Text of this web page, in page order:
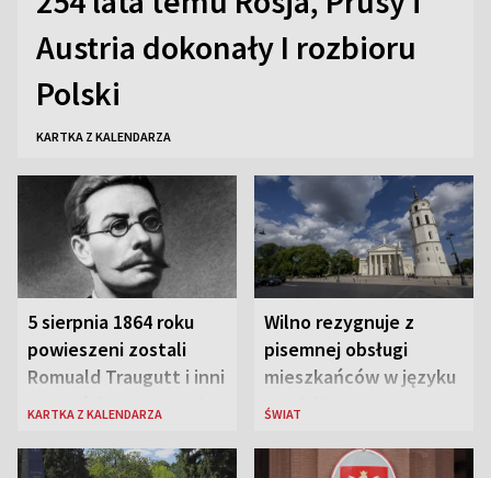
Austria dokonały I rozbioru
Polski
KARTKA Z KALENDARZA
5 sierpnia 1864 roku
powieszeni zostali
Romuald Traugutt i inni
przywódcy Powstania
KARTKA Z KALENDARZA
Wilno rezygnuje z
pisemnej obsługi
mieszkańców w języku
rosyjskim
ŚWIAT